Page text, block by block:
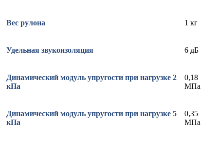
Вес рулона 1 кг
Удельная звукоизоляция 6 дБ
Динамический модуль упругости при нагрузке 2
кПа
0,18
МПа
Динамический модуль упругости при нагрузке 5
кПа
0,35
МПа